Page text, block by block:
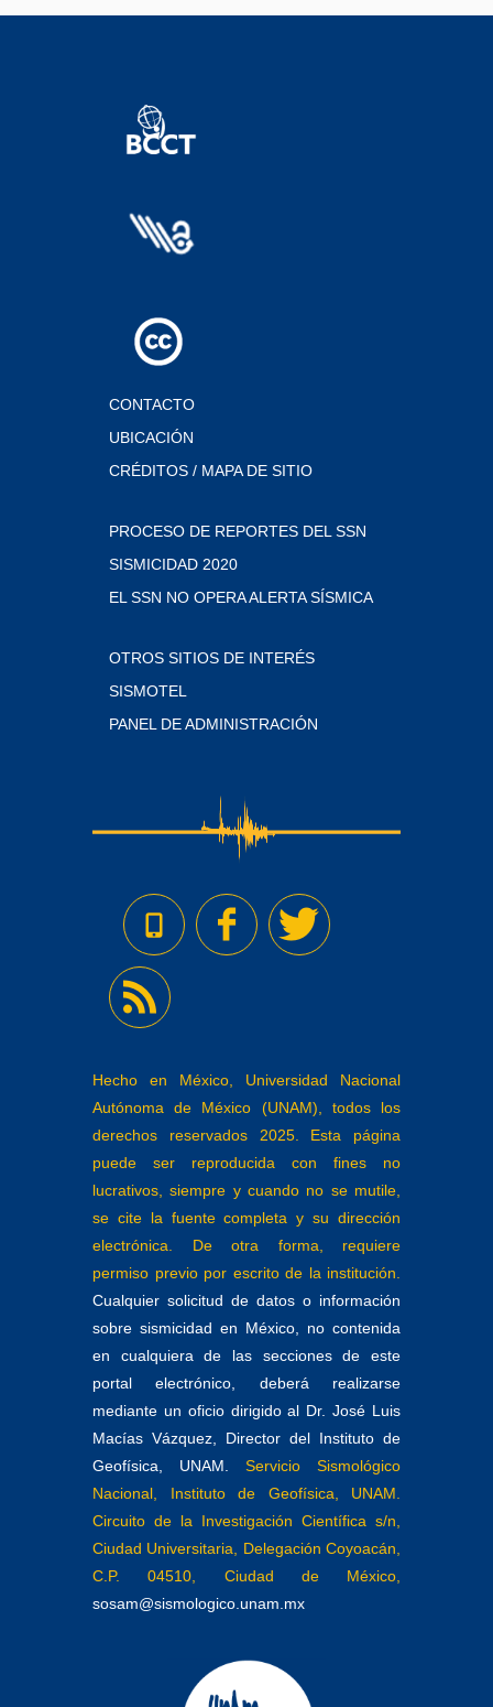
CONTACTO
UBICACIÓN
CRÉDITOS / MAPA DE SITIO
PROCESO DE REPORTES DEL SSN
SISMICIDAD 2020
EL SSN NO OPERA ALERTA SÍSMICA
OTROS SITIOS DE INTERÉS
SISMOTEL
PANEL DE ADMINISTRACIÓN
Hecho en México, Universidad Nacional
Autónoma de México (UNAM), todos los
derechos reservados 2025. Esta página
puede ser reproducida con fines no
lucrativos, siempre y cuando no se mutile,
se cite la fuente completa y su dirección
electrónica. De otra forma, requiere
permiso previo por escrito de la institución.
Cualquier solicitud de datos o información
sobre sismicidad en México, no contenida
en cualquiera de las secciones de este
portal electrónico, deberá realizarse
mediante un oficio dirigido al Dr. José Luis
Macías Vázquez, Director del Instituto de
Geofísica, UNAM.
Servicio Sismológico
Nacional, Instituto de Geofísica, UNAM.
Circuito de la Investigación Científica s/n,
Ciudad Universitaria, Delegación Coyoacán,
C.P. 04510, Ciudad de México,
sosam@sismologico.unam.mx